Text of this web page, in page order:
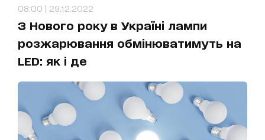
08:00 | 29.12.2022
З Нового року в Україні лампи
розжарювання обмінюватимуть на
LED: як і де